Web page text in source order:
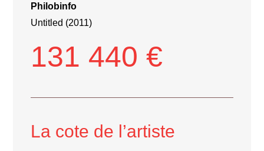
Fernand Léger André Lhote
Philobinfo
Untitled (2011)
131 440 €
La cote de l’artiste